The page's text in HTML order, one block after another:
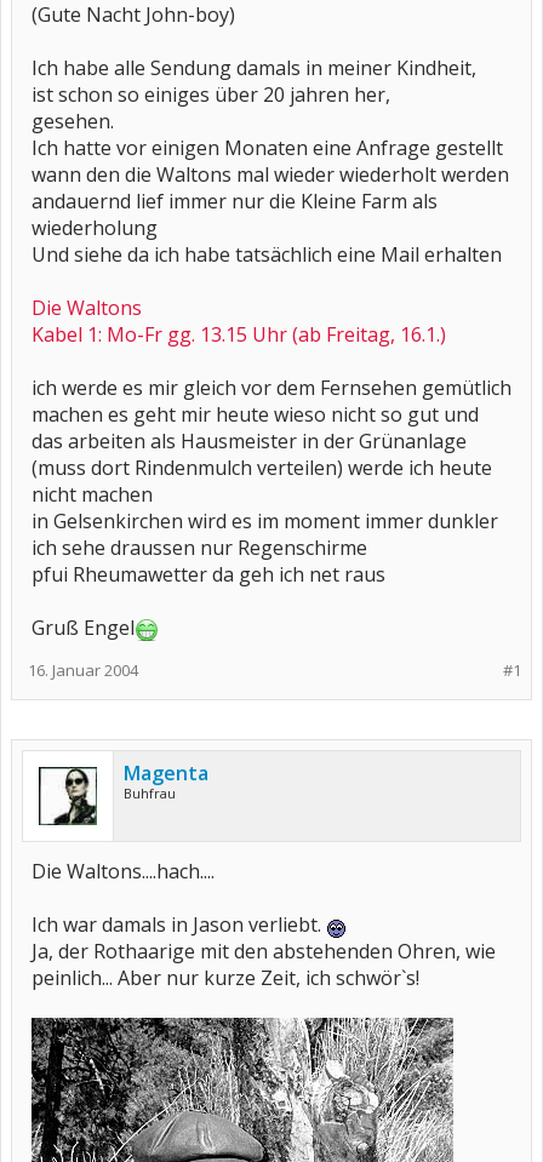
(Gute Nacht John-boy)
Ich habe alle Sendung damals in meiner Kindheit,
ist schon so einiges über 20 jahren her,
gesehen.
Ich hatte vor einigen Monaten eine Anfrage gestellt
wann den die Waltons mal wieder wiederholt werden
andauernd lief immer nur die Kleine Farm als
wiederholung
Und siehe da ich habe tatsächlich eine Mail erhalten
Die Waltons
Kabel 1: Mo-Fr gg. 13.15 Uhr (ab Freitag, 16.1.)
ich werde es mir gleich vor dem Fernsehen gemütlich
machen es geht mir heute wieso nicht so gut und
das arbeiten als Hausmeister in der Grünanlage
(muss dort Rindenmulch verteilen) werde ich heute
nicht machen
in Gelsenkirchen wird es im moment immer dunkler
ich sehe draussen nur Regenschirme
pfui Rheumawetter da geh ich net raus
Gruß Engel
#1
16. Januar 2004
Magenta
Buhfrau
Die Waltons....hach....
Ich war damals in Jason verliebt.
Ja, der Rothaarige mit den abstehenden Ohren, wie
peinlich... Aber nur kurze Zeit, ich schwör`s!